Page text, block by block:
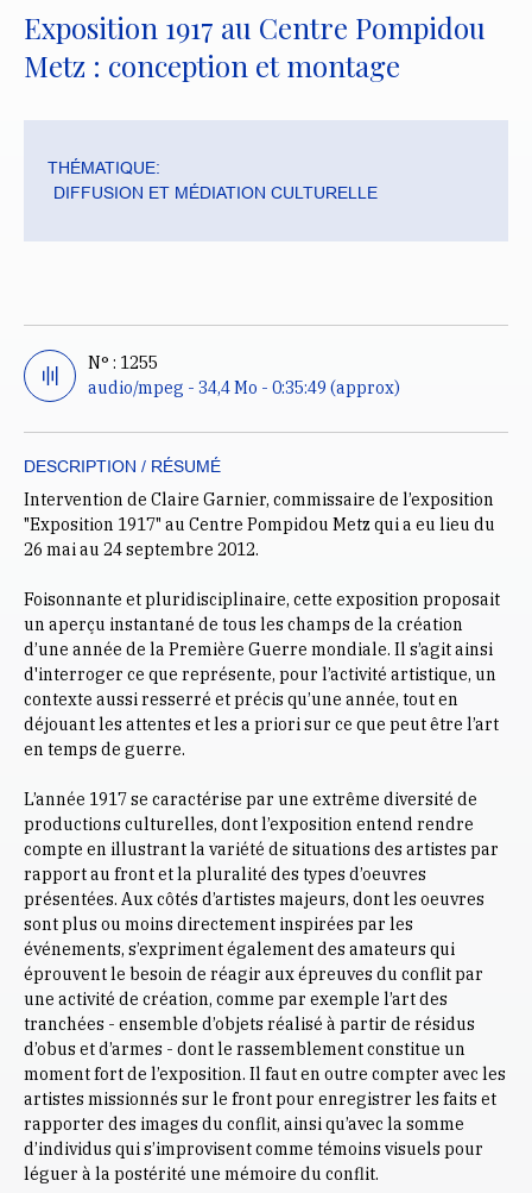
Exposition 1917 au Centre Pompidou
Metz : conception et montage
THÉMATIQUE:
DIFFUSION ET MÉDIATION CULTURELLE
N° : 1255
audio/mpeg - 34,4 Mo - 0:35:49 (approx)
DESCRIPTION / RÉSUMÉ
Intervention de Claire Garnier, commissaire de l’exposition
"Exposition 1917" au Centre Pompidou Metz qui a eu lieu du
26 mai au 24 septembre 2012.
Foisonnante et pluridisciplinaire, cette exposition proposait
un aperçu instantané de tous les champs de la création
d’une année de la Première Guerre mondiale. Il s’agit ainsi
d'interroger ce que représente, pour l’activité artistique, un
contexte aussi resserré et précis qu’une année, tout en
déjouant les attentes et les a priori sur ce que peut être l’art
en temps de guerre.
L’année 1917 se caractérise par une extrême diversité de
productions culturelles, dont l’exposition entend rendre
compte en illustrant la variété de situations des artistes par
rapport au front et la pluralité des types d’oeuvres
présentées. Aux côtés d’artistes majeurs, dont les oeuvres
sont plus ou moins directement inspirées par les
événements, s’expriment également des amateurs qui
éprouvent le besoin de réagir aux épreuves du conflit par
une activité de création, comme par exemple l’art des
tranchées - ensemble d’objets réalisé à partir de résidus
d’obus et d’armes - dont le rassemblement constitue un
moment fort de l’exposition. Il faut en outre compter avec les
artistes missionnés sur le front pour enregistrer les faits et
rapporter des images du conflit, ainsi qu’avec la somme
d’individus qui s’improvisent comme témoins visuels pour
léguer à la postérité une mémoire du conflit.